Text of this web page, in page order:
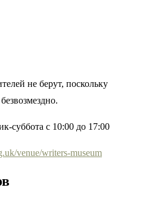
не берут, поскольку
суббота с 10:00 до 17:00
venue/writers-museum